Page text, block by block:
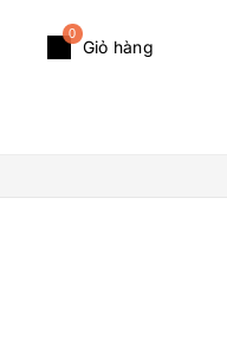
Giỏ hàng
0